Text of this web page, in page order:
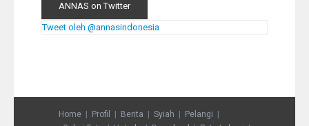
ANNAS on Twitter
Tweet oleh @annasindonesia
Home Profil Berita Syiah
Pelangi